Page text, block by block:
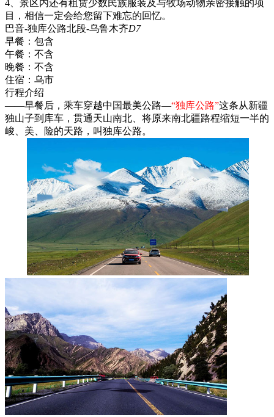
4、景区内还有租赁少数民族服装及与牧场动物亲密接触的项
目，相信一定会给您留下难忘的回忆。
巴音-独库公路北段-乌鲁木齐D7
早餐： 包含
午餐： 不含
晚餐： 不含
住宿： 乌市
行程介绍
——早餐后，乘车穿越中国最美公路—“独库公路”这条从新疆
独山子到库车，贯通天山南北、将原来南北疆路程缩短一半的
峻、美、险的天路，叫独库公路。